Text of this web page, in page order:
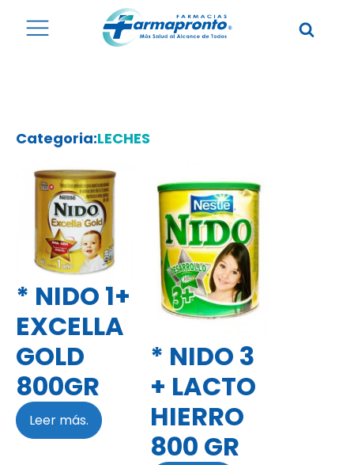
Categoria:LECHES
* NIDO 1+
EXCELLA
GOLD
800GR
Leer más.
* NIDO 3
+ LACTO
HIERRO
800 GR